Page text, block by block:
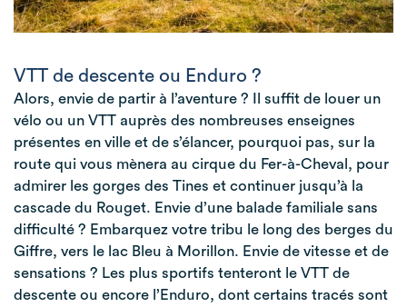
VTT de descente ou Enduro ?
Alors, envie de partir à l’aventure ? Il suffit de louer un
vélo ou un VTT auprès des nombreuses enseignes
présentes en ville et de s’élancer, pourquoi pas, sur la
route qui vous mènera au cirque du Fer-à-Cheval, pour
admirer les gorges des Tines et continuer jusqu’à la
cascade du Rouget. Envie d’une balade familiale sans
difficulté ? Embarquez votre tribu le long des berges du
Giffre, vers le lac Bleu à Morillon. Envie de vitesse et de
sensations ? Les plus sportifs tenteront le VTT de
descente ou encore l’Enduro, dont certains tracés sont